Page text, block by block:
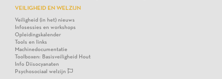
VEILIGHEID EN WELZIJN
Veiligheid (in het) nieuws
Infosessies en workshops
Opleidingskalender
Tools en links
Machinedocumentatie
Toolboxen: Basisveiligheid Hout
Info Diisocyanaten
Psychosociaal welzijn